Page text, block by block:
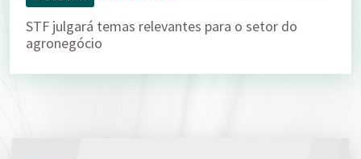
STF julgará temas relevantes para o setor do
agronegócio